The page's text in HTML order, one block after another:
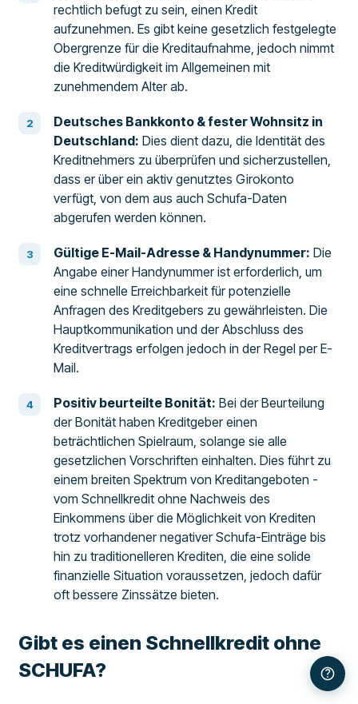
rechtlich befugt zu sein, einen Kredit
aufzunehmen. Es gibt keine gesetzlich festgelegte
Obergrenze für die Kreditaufnahme, jedoch nimmt
die Kreditwürdigkeit im Allgemeinen mit
zunehmendem Alter ab.
Deutsches Bankkonto & fester Wohnsitz in
Deutschland: Dies dient dazu, die Identität des
Kreditnehmers zu überprüfen und sicherzustellen,
dass er über ein aktiv genutztes Girokonto
verfügt, von dem aus auch Schufa-Daten
abgerufen werden können.
Gültige E-Mail-Adresse & Handynummer: Die
Angabe einer Handynummer ist erforderlich, um
eine schnelle Erreichbarkeit für potenzielle
Anfragen des Kreditgebers zu gewährleisten. Die
Hauptkommunikation und der Abschluss des
Kreditvertrags erfolgen jedoch in der Regel per E-
Mail.
Positiv beurteilte Bonität: Bei der Beurteilung
der Bonität haben Kreditgeber einen
beträchtlichen Spielraum, solange sie alle
gesetzlichen Vorschriften einhalten. Dies führt zu
einem breiten Spektrum von Kreditangeboten -
vom Schnellkredit ohne Nachweis des
Einkommens über die Möglichkeit von Krediten
trotz vorhandener negativer Schufa-Einträge bis
hin zu traditionelleren Krediten, die eine solide
finanzielle Situation voraussetzen, jedoch dafür
oft bessere Zinssätze bieten.
Gibt es einen Schnellkredit ohne
SCHUFA?